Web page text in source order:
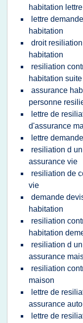
habitation lettre
lettre
habitation
droit
habitation
resiliation
habitation
assurance
personne
lettre de
d'assurance
lettre
resiliation d
assurance vie
resiliation de
vie
demande
habitation
resiliation
habitation
resiliation d
assurance
resiliation
maison
lettre de
assurance auto
lettre de